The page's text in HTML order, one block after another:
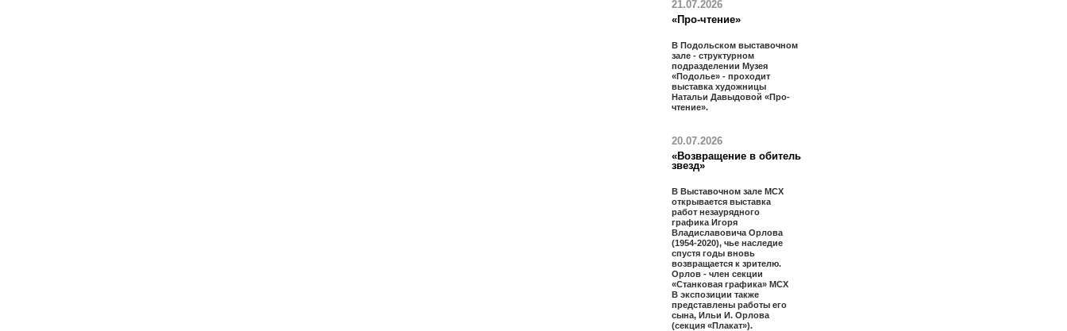
21.07.2026
«Про-чтение»
В Подольском выставочном
зале - структурном
подразделении Музея
«Подолье» - проходит
выставка художницы
Натальи Давыдовой «Про-
чтение».
20.07.2026
«Возвращение в обитель
звезд»
В Выставочном зале МСХ
открывается выставка
работ незаурядного
графика Игоря
Владиславовича Орлова
(1954-2020), чье наследие
спустя годы вновь
возвращается к зрителю.
Орлов - член секции
«Станковая графика» МСХ
В экспозиции также
представлены работы его
сына, Ильи И. Орлова
(секция «Плакат»).